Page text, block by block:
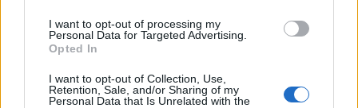
I want to opt-out of processing my
Personal Data for Targeted Advertising.
Opted In
I want to opt-out of Collection, Use,
Retention, Sale, and/or Sharing of my
Personal Data that Is Unrelated with the
2020-12-04
GARANZIA DEL FONDO A VALERE SULLA SEZIONE
SPECIALE DI CUI ALL’ARTICOLO 56 DEL DECRETO-LEGGE
DEL 17 MARZO 2020 N. 18